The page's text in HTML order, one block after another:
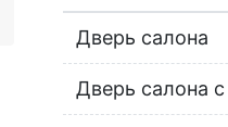
Дверь салона
Дверь салона